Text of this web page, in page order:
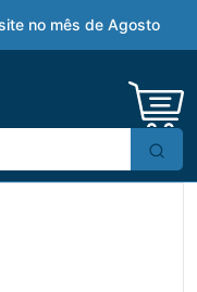
no mês de Agosto